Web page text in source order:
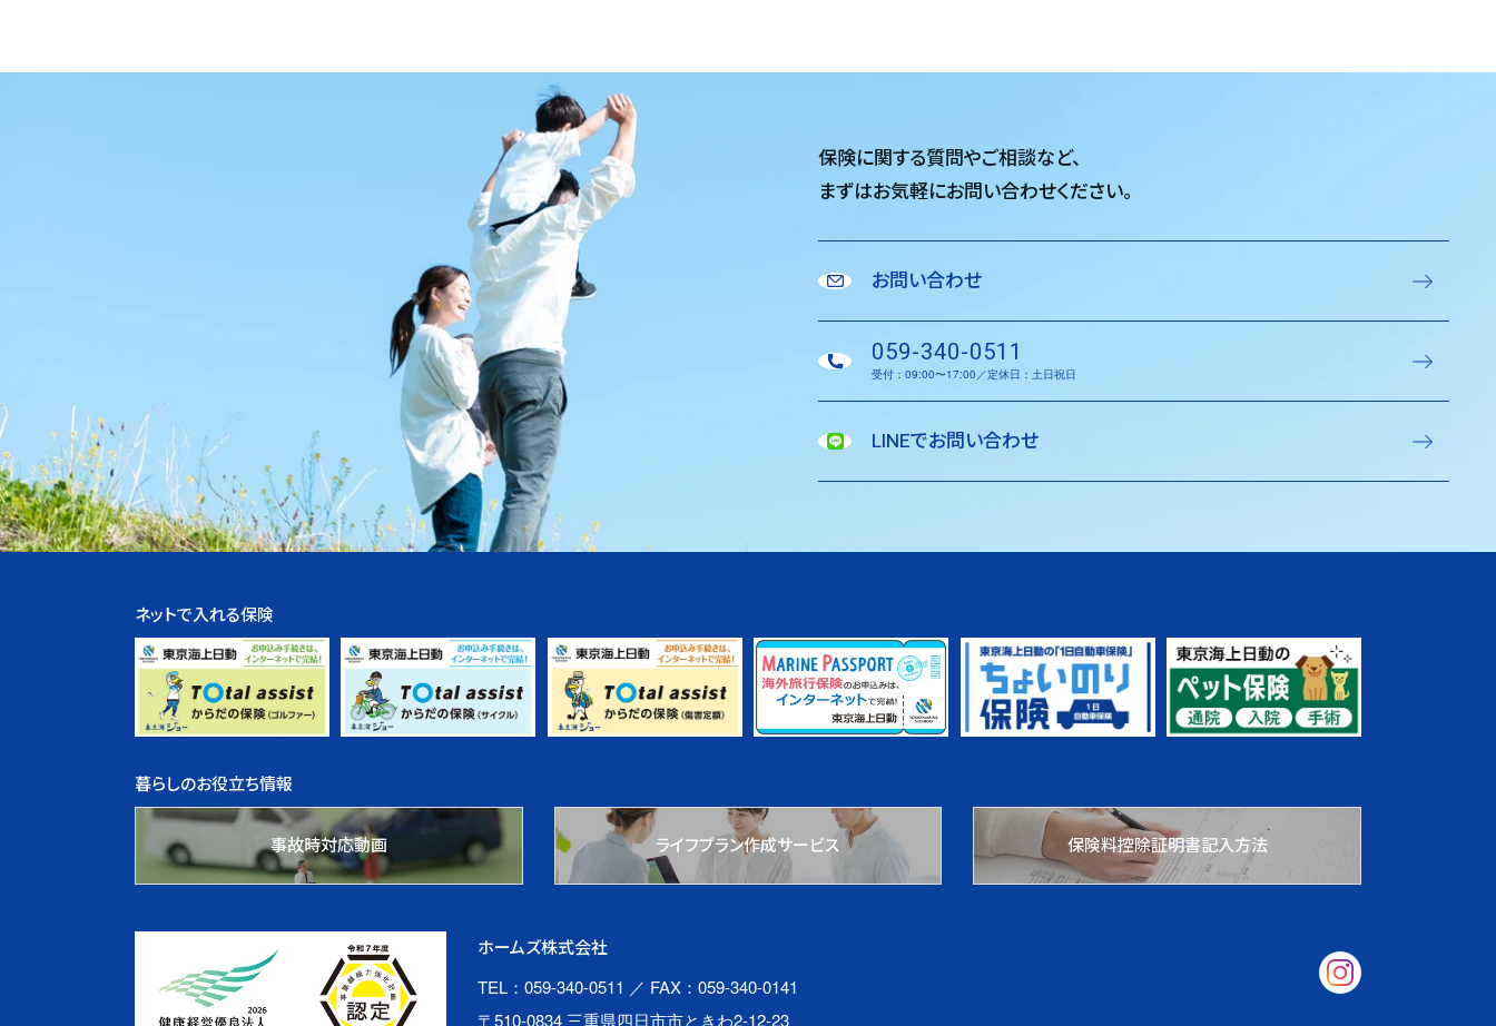
保険に関する質問やご相談など、
まずはお気軽にお問い合わせください。
お問い合わせ
059-340-0511
受付：09:00〜17:00／定休日：土日祝日
LINEでお問い合わせ
ネットで入れる保険
暮らしのお役立ち情報
事故時対応動画 ライフプラン作成サービス 保険料控除証明書記入方法
ホームズ株式会社
TEL：059-340-0511 ／ FAX：059-340-0141
〒510-0834 三重県四日市市ときわ2-12-23